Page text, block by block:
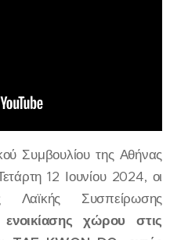
Συμβουλίου της Αθήνας
12 Ιουνίου 2024, οι
Λαϊκής Συσπείρωσης
ενοικίασης χώρου στις